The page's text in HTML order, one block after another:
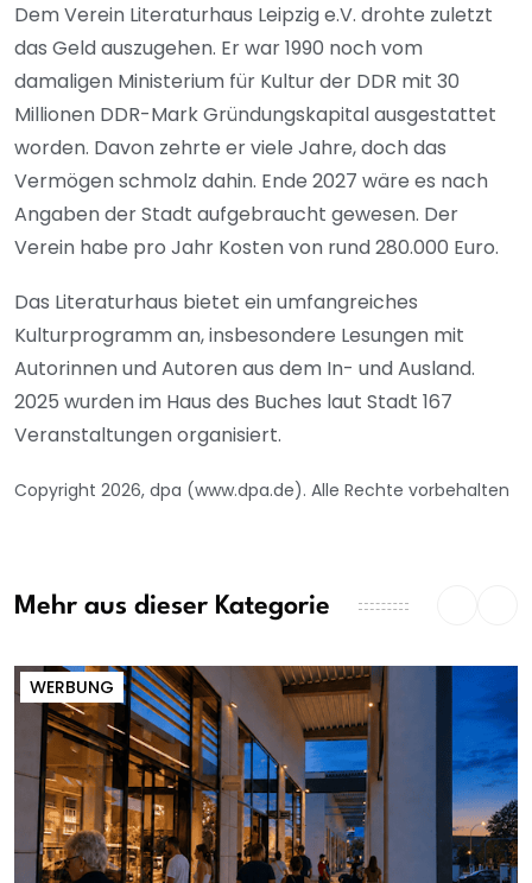
Dem Verein Literaturhaus Leipzig e.V. drohte zuletzt
das Geld auszugehen. Er war 1990 noch vom
damaligen Ministerium für Kultur der DDR mit 30
Millionen DDR-Mark Gründungskapital ausgestattet
worden. Davon zehrte er viele Jahre, doch das
Vermögen schmolz dahin. Ende 2027 wäre es nach
Angaben der Stadt aufgebraucht gewesen. Der
Verein habe pro Jahr Kosten von rund 280.000 Euro.
Das Literaturhaus bietet ein umfangreiches
Kulturprogramm an, insbesondere Lesungen mit
Autorinnen und Autoren aus dem In- und Ausland.
2025 wurden im Haus des Buches laut Stadt 167
Veranstaltungen organisiert.
Copyright 2026, dpa (www.dpa.de). Alle Rechte vorbehalten
Mehr aus dieser Kategorie
WERBUNG